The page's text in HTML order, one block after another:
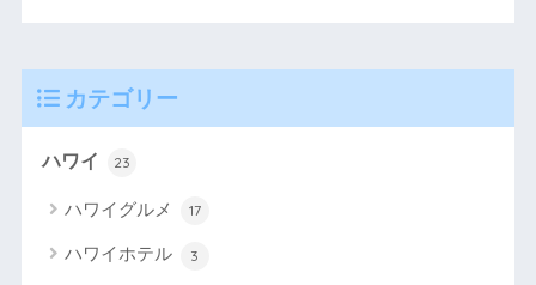
カテゴリー
ハワイ 23
ハワイグルメ 17
ハワイホテル 3